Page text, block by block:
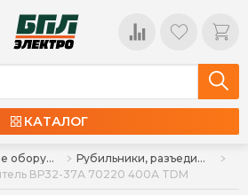
КАТАЛОГ
Низковольтное оборудование
Рубильники, разъединители, расцепители
ВР32-37А 70220 400А TDM